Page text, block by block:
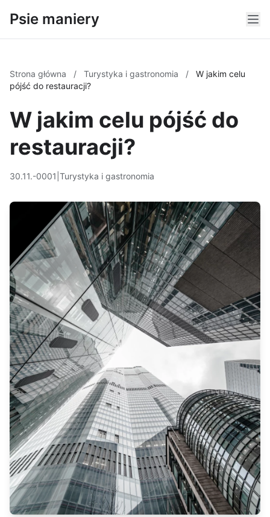
Psie maniery
Strona główna / Turystyka i gastronomia /
W jakim celu
pójść do restauracji?
W jakim celu pójść do
restauracji?
30.11.-0001 Turystyka i gastronomia